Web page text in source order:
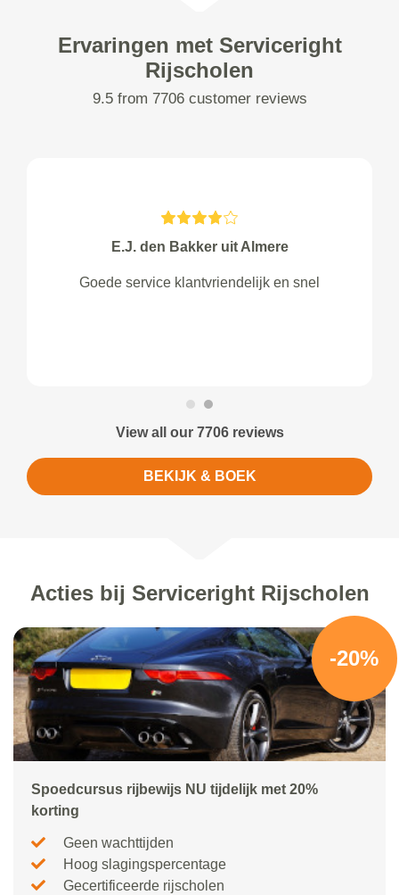
Ervaringen met Serviceright
Rijscholen
9.5 from 7706 customer reviews
E.J. den Bakker uit Almere
Goede service klantvriendelijk en snel
View all our 7706 reviews
BEKIJK & BOEK
Acties bij Serviceright Rijscholen
-20%
Spoedcursus rijbewijs NU tijdelijk met 20%
korting
Geen wachttijden
Hoog slagingspercentage
Gecertificeerde rijscholen